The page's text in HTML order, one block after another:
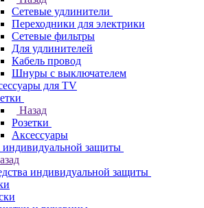
Сетевые удлинители
Переходники для электрики
Сетевые фильтры
Для удлинителей
Кабель провод
Шнуры с выключателем
для TV
Назад
Розетки
Аксессуары
индивидуальной защиты
индивидуальной защиты